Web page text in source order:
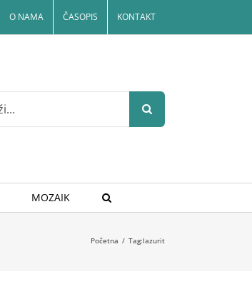
O NAMA ČASOPIS KONTAKT
MOZAIK
Početna / Tag:lazurit